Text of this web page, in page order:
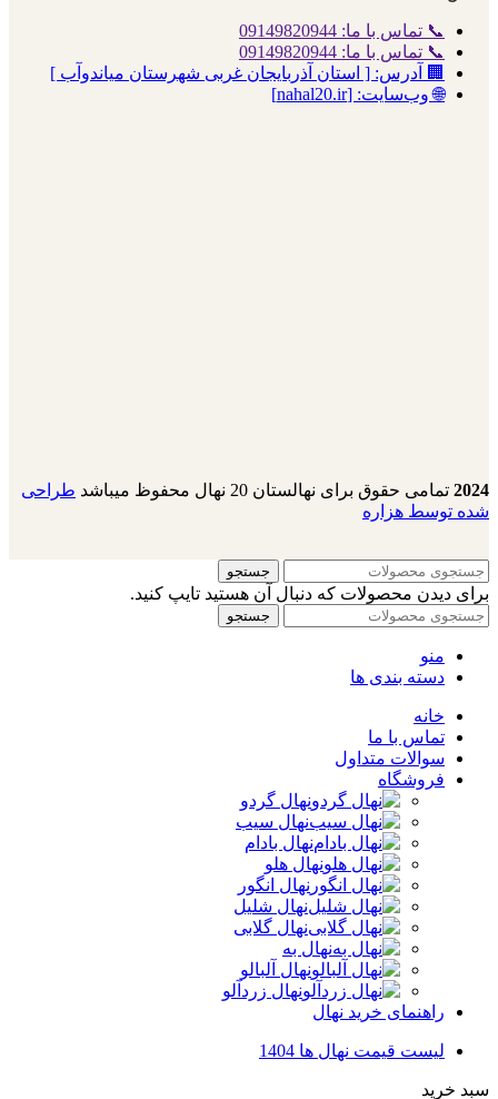
📞 تماس با ما: 09149820944
📞 تماس با ما: 09149820944
🏢 آدرس: [ استان آذربایجان غربی شهرستان میاندوآب ]
🌐 وب‌سایت: [nahal20.ir]
2024 تمامی حقوق برای نهالستان 20 نهال محفوظ میباشد
طراحی
شده توسط هزاره
جستجو
برای دیدن محصولات که دنبال آن هستید تایپ کنید.
جستجو
منو
دسته بندی ها
خانه
تماس با ما
سوالات متداول
فروشگاه
نهال گردو
نهال سیب
نهال بادام
نهال هلو
نهال انگور
نهال شلیل
نهال گلابی
نهال به
نهال آلبالو
نهال زردآلو
راهنمای خرید نهال
لیست قیمت نهال ها 1404
سبد خرید